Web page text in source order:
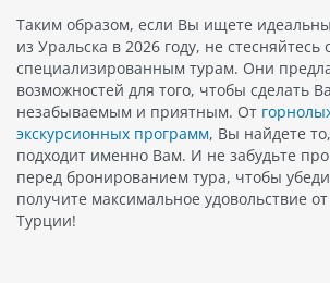
Таким образом, если Вы ищете
из Уральска в 2026 году, не стесняйтесь
специализированным турам. Они
возможностей для того, чтобы сделать
незабываемым и приятным. От
экскурсионных программ, Вы найдете
подходит именно Вам. И не забудьте
перед бронированием тура, чтобы
получите максимальное удовольствие
Турции!